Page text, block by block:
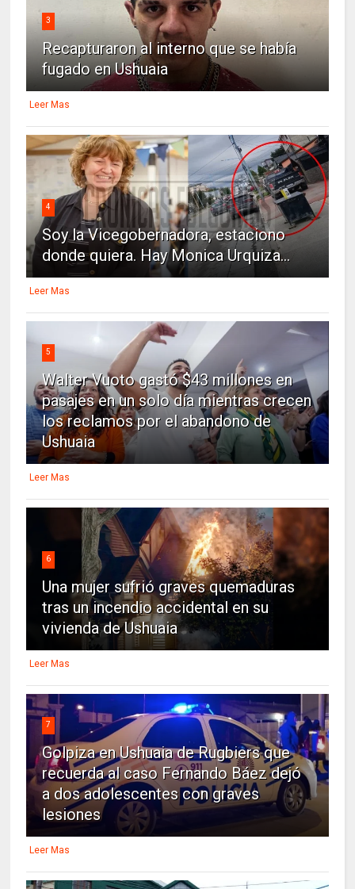
3
Recapturaron al interno que se había
fugado en Ushuaia
Leer Mas
4
Soy la Vicegobernadora, estaciono
donde quiera. Hay Monica Urquiza...
Leer Mas
5
Walter Vuoto gastó $43 millones en
pasajes en un solo día mientras crecen
los reclamos por el abandono de
Ushuaia
Leer Mas
6
Una mujer sufrió graves quemaduras
tras un incendio accidental en su
vivienda de Ushuaia
Leer Mas
7
Golpiza en Ushuaia de Rugbiers que
recuerda al caso Fernando Báez dejó
a dos adolescentes con graves
lesiones
Leer Mas